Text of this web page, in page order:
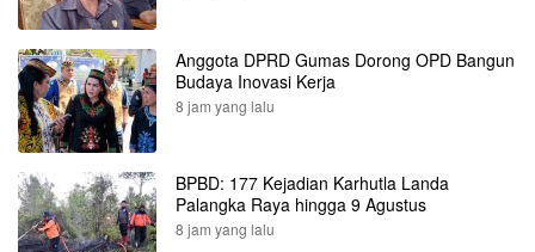
Anggota DPRD Gumas Dorong OPD Bangun
Budaya Inovasi Kerja
8 jam yang lalu
BPBD: 177 Kejadian Karhutla Landa
Palangka Raya hingga 9 Agustus
8 jam yang lalu